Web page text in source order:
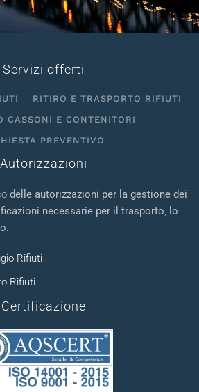
Servizi offerti
RITIRO E TRASPORTO RIFIUTI
CASSONI E CONTENITORI
PREVENTIVO
Autorizzazioni
delle autorizzazioni per la gestione dei
necessarie per il trasporto, lo
.
Rifiuti
Rifiuti
Certificazione